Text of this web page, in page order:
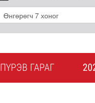
ПҮРЭВ ГАРАГ